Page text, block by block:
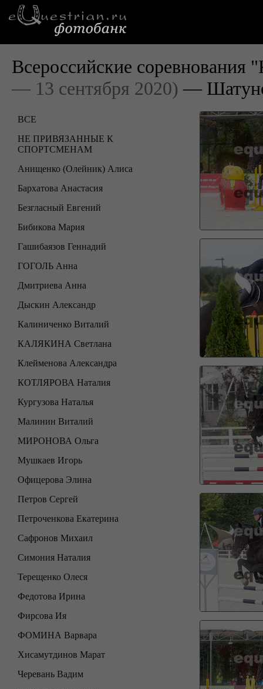
Всероссийские
— 13 сентября 2020) —
ВСЕ
НЕ ПРИВЯЗАННЫЕ К
СПОРТСМЕНАМ
Анищенко (Олейник) Алиса
Бархатова Анастасия
Безгласный Евгений
Бибикова Мария
Гашибаязов Геннадий
ГОГОЛЬ Анна
Дмитриева Анна
Дыскин Александр
Калиниченко Виталий
КАЛЯКИНА Светлана
Клейменова Александра
КОТЛЯРОВА Наталия
Кургузова Наталья
Малинин Виталий
МИРОНОВА Ольга
Мушкаев Игорь
Офицерова Элина
Петров Сергей
Петроченкова Екатерина
Сафронов Михаил
Симония Наталия
Терещенко Олеся
Федотова Ирина
Фирсова Ия
ФОМИНА Варвара
Хисамутдинов Марат
Черевань Вадим